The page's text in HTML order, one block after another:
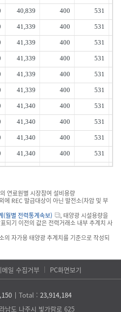
40,839 400 531
41,339 400 531
41,339 400 531
41,339 400 531
41,339 400 531
41,339 400 531
41,340 400 531
41,340 400 531
41,340 400 531
41,340 400 531
41,340 400 531
연료원별 시장참여 설비용량
REC 발급대상이 아닌 발전소(차압 및 부
(월별 전력통계속보)
, 태양광 시설용량을
되기 이전의 값은 전력거래소 내부 추계치 사
자가용 태양광 추계치를 기준으로 작성되
메일 수집거부 PC화면보기
Total : 23,914,184
남도 나주시 빛가람로 625